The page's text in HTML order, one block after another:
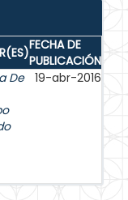
FECHA DE
PUBLICACIÓN
De
19-abr-2016